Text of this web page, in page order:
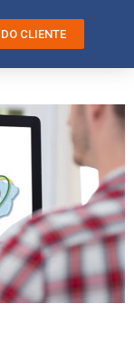
CLIENTE